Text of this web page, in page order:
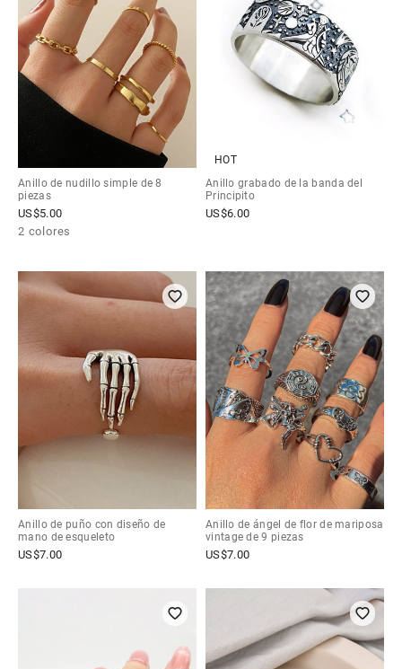
Anillo de nudillo simple de 8
piezas
US$5.00
2 colores
HOT
Anillo grabado de la banda del
Principito
US$6.00
Anillo de puño con diseño de
mano de esqueleto
US$7.00
Anillo de ángel de flor de mariposa
vintage de 9 piezas
US$7.00